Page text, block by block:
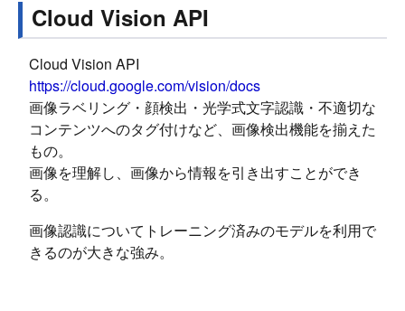
Cloud Vision API
Cloud Vision API
https://cloud.google.com/vision/docs
画像ラベリング・顔検出・光学式文字認識・不適切な
コンテンツへのタグ付けなど、画像検出機能を揃えた
もの。
画像を理解し、画像から情報を引き出すことができ
る。
画像認識についてトレーニング済みのモデルを利用で
きるのが大きな強み。